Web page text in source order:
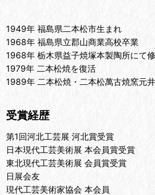
1949年 福島県二本松市生まれ
1968年 福島県立郡山商業高校卒業
1968年 栃木県益子焼塚本製陶所にて
1979年 二本松焼を復活
1989年 二本松焼・二本松萬古焼窯元
受賞経歴
第1回河北工芸展 河北賞受賞
日本現代工芸美術展 本会員賞受賞
東北現代工芸美術展 会員賞受賞
日展会友
現代工芸美術家協会 本会員